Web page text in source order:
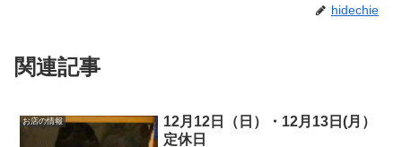
hidechie
関連記事
お店の情報
12月12日（日）・12月13日(月）
定休日